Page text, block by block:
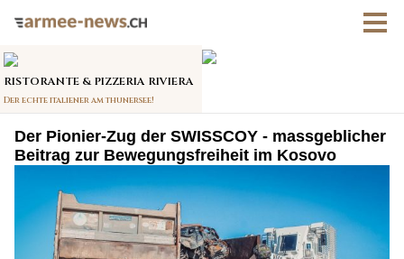
Der Pionier-Zug der SWISSCOY - massgeblicher
Beitrag zur Bewegungsfreiheit im Kosovo